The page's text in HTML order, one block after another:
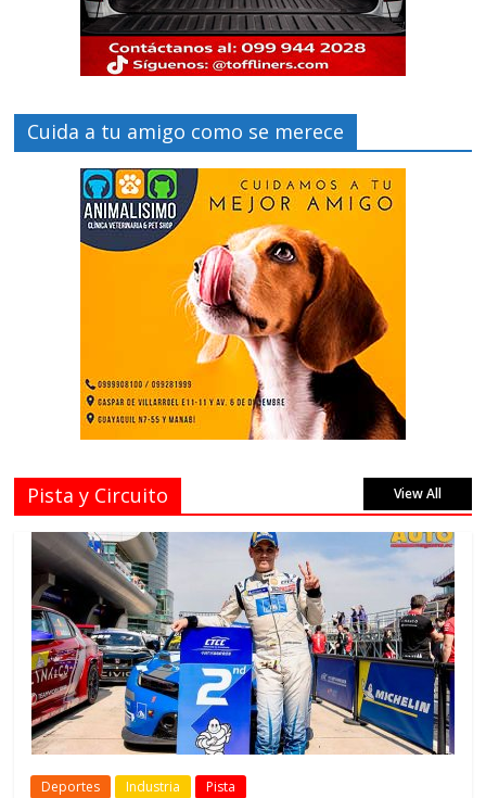
Cuida a tu amigo como se merece
Pista y Circuito View All
Deportes Industria Pista